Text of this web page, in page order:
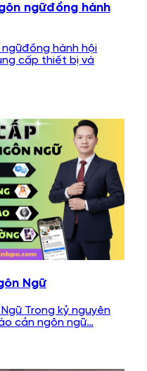
ngữđồng hành
hành hội
cấp thiết bị và
Ngữ
Trong kỷ nguyên
cản ngôn ngữ…